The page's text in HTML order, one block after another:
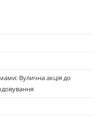
Вулична акція до